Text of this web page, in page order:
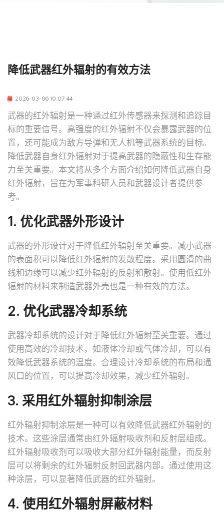
降低武器红外辐射的有效方法
2026-03-06 10:07:44
武器的红外辐射是一种通过红外传感器来探测和追踪目
标的重要信号。高强度的红外辐射不仅会暴露武器的位
置，还可能成为敌方导弹和无人机等武器系统的目标。
降低武器自身红外辐射对于提高武器的隐蔽性和生存能
力至关重要。本文将从多个方面介绍如何降低武器自身
红外辐射，旨在为军事科研人员和武器设计者提供参
考。
1. 优化武器外形设计
武器的外形设计对于降低红外辐射至关重要。减小武器
的表面积可以降低红外辐射的发散程度。采用圆滑的曲
线和边缘可以减少红外辐射的反射和散射。使用低红外
辐射的材料来制造武器外壳也是一种有效的方法。
2. 优化武器冷却系统
武器冷却系统的设计对于降低红外辐射至关重要。通过
使用高效的冷却技术，如液体冷却或气体冷却，可以有
效降低武器系统的温度。合理设计冷却系统的布局和通
风口的位置，可以提高冷却效果，减少红外辐射。
3. 采用红外辐射抑制涂层
红外辐射抑制涂层是一种可以有效降低武器红外辐射的
技术。这些涂层通常由红外辐射吸收剂和反射层组成。
红外辐射吸收剂可以吸收大部分红外辐射能量，而反射
层可以将剩余的红外辐射反射回武器内部。通过使用这
种涂层，可以显著降低武器的红外辐射。
4. 使用红外辐射屏蔽材料